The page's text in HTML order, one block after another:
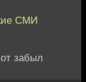
СМИ
забыл